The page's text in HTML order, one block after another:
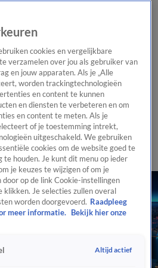
Het beste van Hart
Tip de
WeerTip de redactiePanelVideo's
cookies en vergelijkbare
verzamelen over jou als gebruiker van
en jouw apparaten. Als je „Alle
worden trackingtechnologieën
en content te kunnen
en diensten te verbeteren en om
en content te meten. Als je
of je toestemming intrekt,
uitgeschakeld. We gebruiken
cookies om de website goed te
te houden. Je kunt dit menu op ieder
je keuzes te wijzigen of om je
op de link Cookie-instellingen
klikken. Je selecties zullen overal
worden doorgevoerd. Raadpleeg
meer informatie.
Bekijk hier onze
Altijd actief